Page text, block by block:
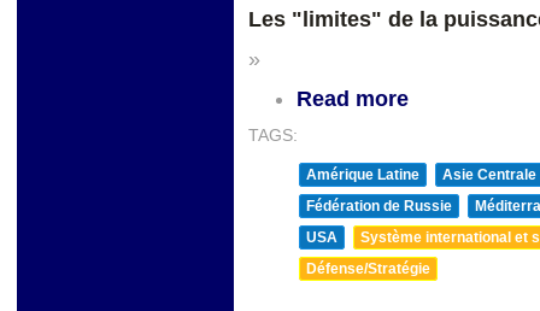
Les "limites" de la
»
Read more
TAGS:
Amérique Latine
Asie Centrale
Fédération de Russie
USA
Système international et
Défense/Stratégie